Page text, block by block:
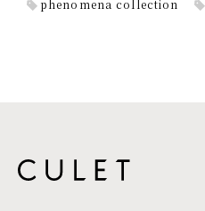
phenomena collection